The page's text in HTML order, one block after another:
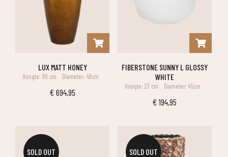
LUX MATT HONEY
Hoogte: 90 cm Diameter: 49cm
€ 694,95
FIBERSTONE SUNNY L GLOSSY
WHITE
Hoogte: 27 cm Diameter: 45cm
€194,95
SOLD OUT SOLD OUT